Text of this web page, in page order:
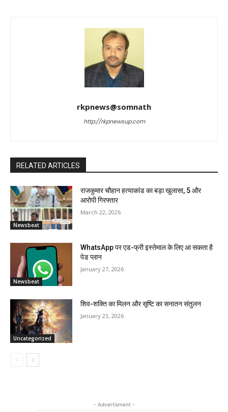
rkpnews@somnath
http://rkpnewsup.com
RELATED ARTICLES
Newsbeat
राजकुमार चौहान हत्याकांड का बड़ा खुलासा, 5 और
आरोपी गिरफ्तार
March 22, 2026
Newsbeat
WhatsApp पर एड-फ्री इस्तेमाल के लिए आ सकता है
पेड प्लान
January 27, 2026
Uncategorized
शिव-शक्ति का मिलन और सृष्टि का सनातन संतुलन
January 23, 2026
- Advertisment -